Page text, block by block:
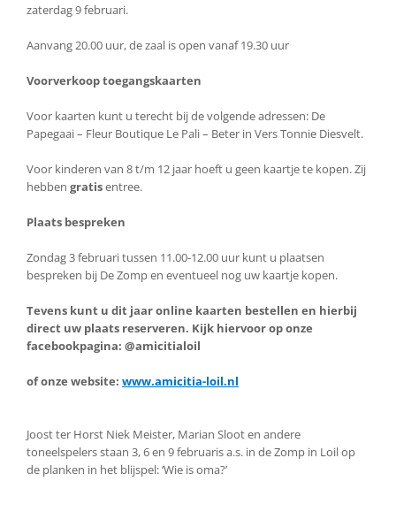
zaterdag 9 februari.
Aanvang 20.00 uur, de zaal is open vanaf 19.30 uur
Voorverkoop toegangskaarten
Voor kaarten kunt u terecht bij de volgende adressen: De
Papegaai – Fleur Boutique Le Pali – Beter in Vers Tonnie Diesvelt.
Voor kinderen van 8 t/m 12 jaar hoeft u geen kaartje te kopen. Zij
hebben gratisentree.
Plaats bespreken
Zondag 3 februari tussen 11.00-12.00 uur kunt u plaatsen
bespreken bij De Zomp en eventueel nog uw kaartje kopen.
Tevens kunt u dit jaar online kaarten bestellen en hierbij
direct uw plaats reserveren. Kijk hiervoor op onze
facebookpagina: @amicitialoil
of onze website: www.amicitia-loil.nl
Joost ter Horst Niek Meister, Marian Sloot en andere
toneelspelers staan 3, 6 en 9 februaris a.s. in de Zomp in Loil op
de planken in het blijspel: ‘Wie is oma?’